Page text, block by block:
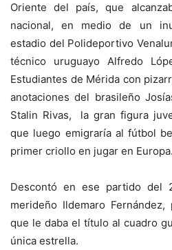
Oriente del país, que
nacional, en medio de un
estadio del Polideportivo
técnico uruguayo Alfredo
Estudiantes de Mérida con
anotaciones del brasileño
Stalin Rivas, la gran figura
que luego emigraría al fútbol
primer criollo en jugar en Europa.
Descontó en ese partido del
merideño Ildemaro
que le daba el título al cuadro
única estrella.